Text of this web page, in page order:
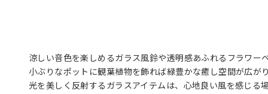
涼しい音色を楽しめるガラス風鈴や透明感あふれるフラワー
小ぶりなポットに観葉植物を飾れば緑豊かな癒し空間が広が
光を美しく反射するガラスアイテムは、心地良い風を感じる